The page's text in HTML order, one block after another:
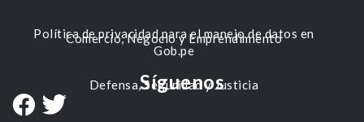
Comercio, Negocio y Emprendimiento
Defensa, Seguridad y Justicia
Política de privacidad para el manejo de datos en
Gob.pe
Síguenos